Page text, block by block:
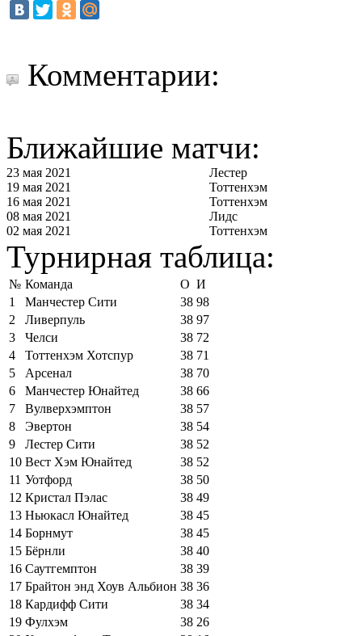
Комментарии:
Ближайшие матчи:
23 мая 2021
Лестер
19 мая 2021
Тоттенхэм
16 мая 2021
Тоттенхэм
08 мая 2021
Лидс
02 мая 2021
Тоттенхэм
Турнирная таблица:
№ Команда О И
1
Манчестер Сити 38 98
2
Ливерпуль 38 97
3
Челси 38 72
4
Тоттенхэм Хотспур 38 71
5
Арсенал 38 70
6
Манчестер Юнайтед 38 66
7
Вулверхэмптон 38 57
8
Эвертон 38 54
9
Лестер Сити 38 52
10 Вест Хэм Юнайтед 38 52
11 Уотфорд 38 50
12 Кристал Пэлас 38 49
13 Ньюкасл Юнайтед 38 45
14 Борнмут 38 45
15 Бёрнли 38 40
16 Саутгемптон 38 39
17 Брайтон энд Хоув Альбион 38 36
18 Кардифф Сити 38 34
19 Фулхэм 38 26